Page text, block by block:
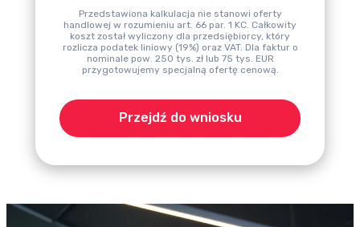
Przedstawiona kalkulacja nie stanowi oferty
handlowej w rozumieniu art. 66 par. 1 KC. Całkowity
koszt został wyliczony dla przedsiębiorcy, który
rozlicza podatek liniowy (19%) oraz VAT. Dla faktur o
nominale pow. 250 tys. zł lub 75 tys. EUR
przygotowujemy specjalną ofertę cenową.
Przejdź do wniosku